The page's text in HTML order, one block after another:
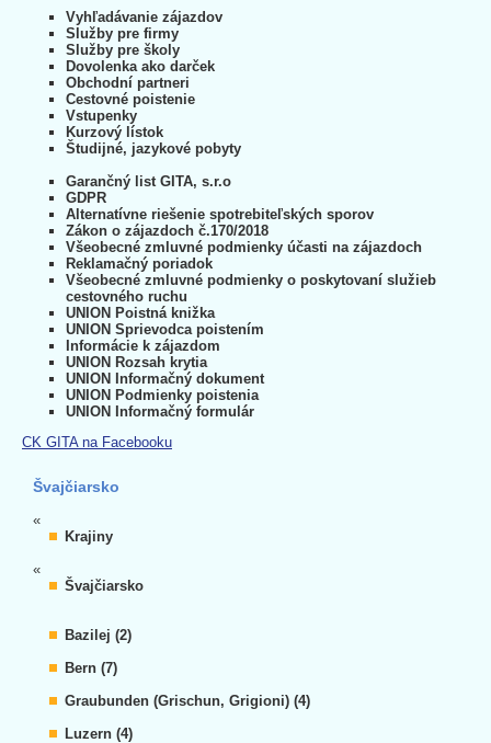
Vyhľadávanie zájazdov
Služby pre firmy
Služby pre školy
Dovolenka ako darček
Obchodní partneri
Cestovné poistenie
Vstupenky
Kurzový lístok
Študijné, jazykové pobyty
Garančný list GITA, s.r.o
GDPR
Alternatívne riešenie spotrebiteľských sporov
Zákon o zájazdoch č.170/2018
Všeobecné zmluvné podmienky účasti na zájazdoch
Reklamačný poriadok
Všeobecné zmluvné podmienky o poskytovaní služieb
cestovného ruchu
UNION Poistná knižka
UNION Sprievodca poistením
Informácie k zájazdom
UNION Rozsah krytia
UNION Informačný dokument
UNION Podmienky poistenia
UNION Informačný formulár
CK GITA na Facebooku
Švajčiarsko
«
Krajiny
«
Švajčiarsko
Bazilej (2)
Bern (7)
Graubunden (Grischun, Grigioni) (4)
Luzern (4)